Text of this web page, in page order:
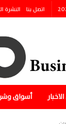
اتصل بنا النشرة
أسواق